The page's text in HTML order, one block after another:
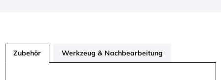
Zubehör Werkzeug & Nachbearbeitung